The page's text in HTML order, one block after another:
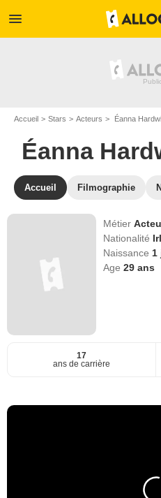
menu
Accueil Stars Acteurs Éanna
Éanna
Accueil Filmographie
Métier
Nationalité
Naissance 1
Age29 ans
17
ans de carrière